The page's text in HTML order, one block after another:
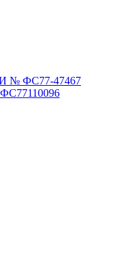
№ ФС77-47467